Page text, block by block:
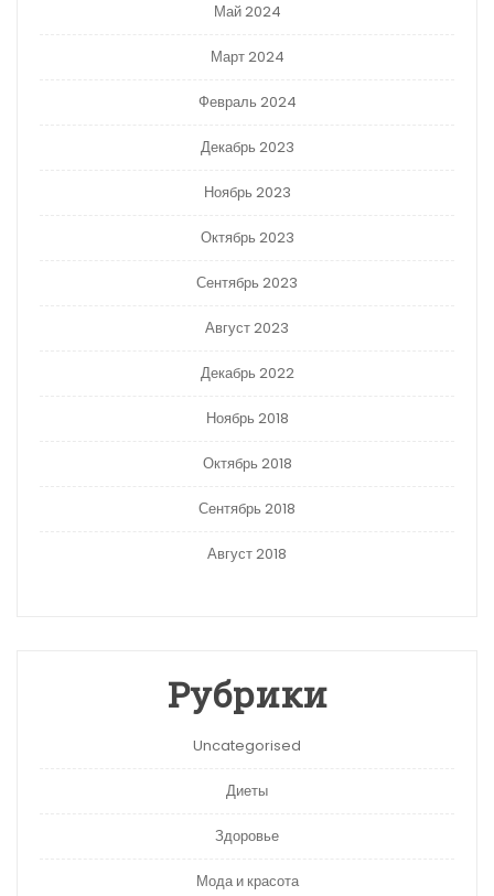
Май 2024
Март 2024
Февраль 2024
Декабрь 2023
Ноябрь 2023
Октябрь 2023
Сентябрь 2023
Август 2023
Декабрь 2022
Ноябрь 2018
Октябрь 2018
Сентябрь 2018
Август 2018
Рубрики
Uncategorised
Диеты
Здоровье
Мода и красота